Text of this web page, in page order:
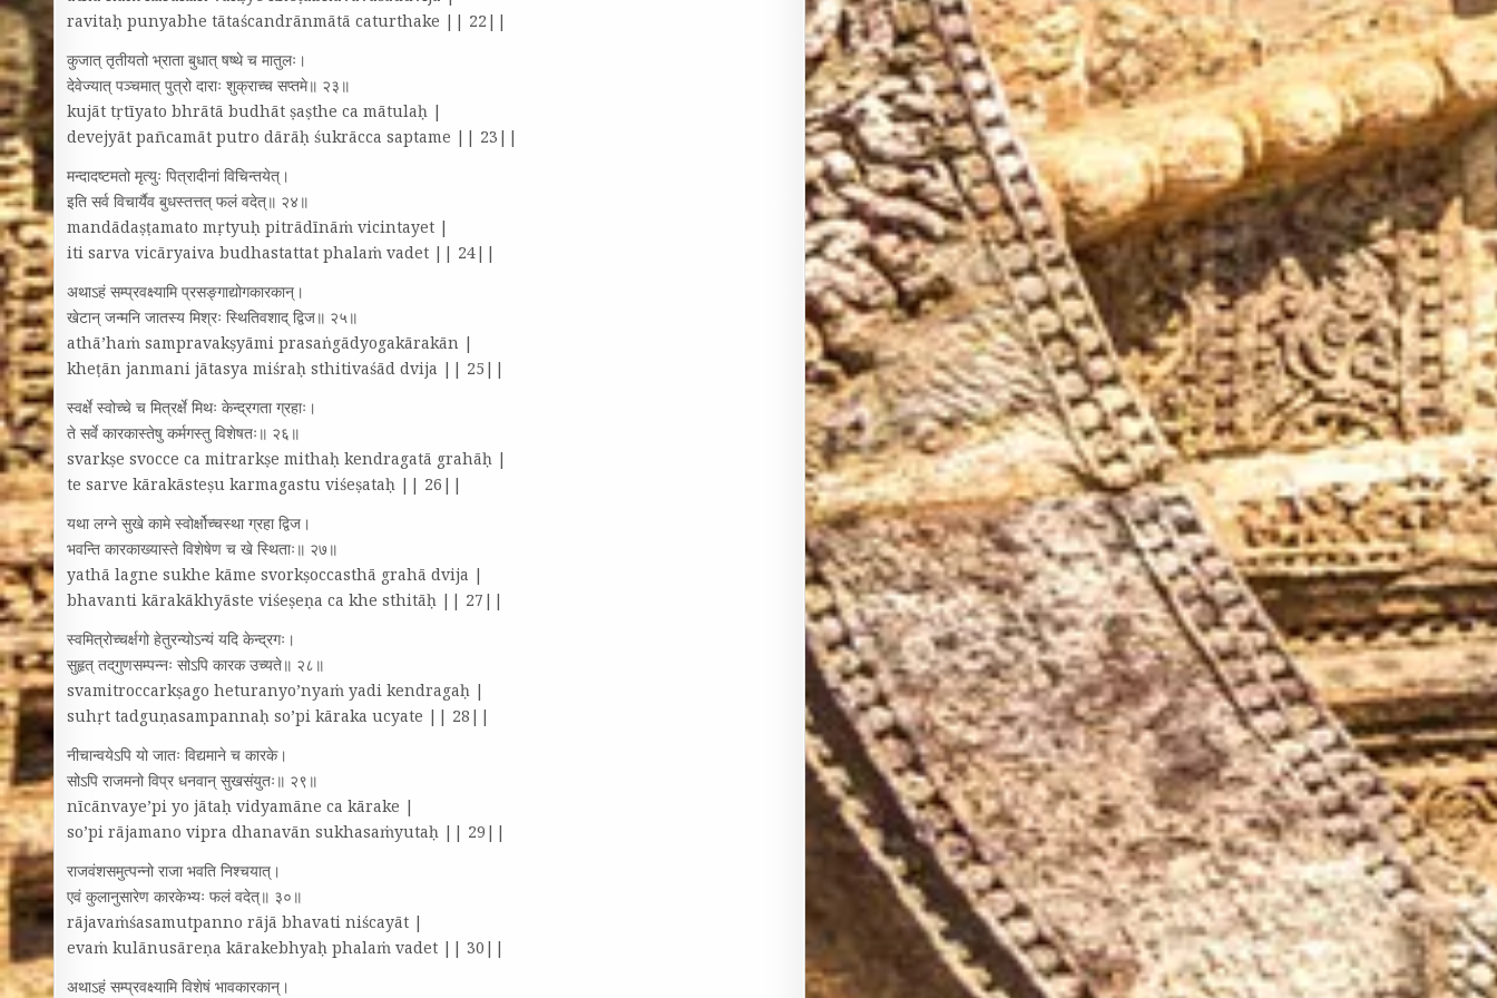
ravitaḥ punyabhe tātaścandrānmātā caturthake || 22||
कुजात्‌ तृतीयतो भ्राता बुधात्‌ षष्थे च मातुलः।
देवेज्यात्‌ पञ्चमात्‌ पुत्रो दाराः शुक्राच्च सप्तमे॥ २३॥
kujāt tṛtīyato bhrātā budhāt ṣaṣthe ca mātulaḥ |
devejyāt pañcamāt putro dārāḥ śukrācca saptame || 23||
मन्दादष्टमतो मृत्युः पित्रादीनां विचिन्तयेत्‌।
इति सर्व विचार्यैव बुधस्तत्तत्‌ फलं वदेत्‌॥ २४॥
mandādaṣṭamato mṛtyuḥ pitrādīnāṁ vicintayet |
iti sarva vicāryaiva budhastattat phalaṁ vadet || 24||
अथाऽहं सम्प्रवक्ष्यामि प्रसङ्गाद्योगकारकान्‌।
खेटान्‌ जन्मनि जातस्य मिश्रः स्थितिवशाद्‌ द्विज॥ २५॥
athā’haṁ sampravakṣyāmi prasaṅgādyogakārakān |
kheṭān janmani jātasya miśraḥ sthitivaśād dvija || 25||
स्वर्क्षे स्वोच्चे च मित्रर्क्षे मिथः केन्द्रगता ग्रहाः।
ते सर्वे कारकास्तेषु कर्मगस्तु विशेषतः॥ २६॥
svarkṣe svocce ca mitrarkṣe mithaḥ kendragatā grahāḥ |
te sarve kārakāsteṣu karmagastu viśeṣataḥ || 26||
यथा लग्ने सुखे कामे स्वोर्क्षोच्चस्था ग्रहा द्विज।
भवन्ति कारकाख्यास्ते विशेषेण च खे स्थिताः॥ २७॥
yathā lagne sukhe kāme svorkṣoccasthā grahā dvija |
bhavanti kārakākhyāste viśeṣeṇa ca khe sthitāḥ || 27||
स्वमित्रोच्चर्क्षगो हेतुरन्योऽन्यं यदि केन्द्रगः।
सुहृत्‌ तद्‌गुणसम्पन्नः सोऽपि कारक उच्यते॥ २८॥
svamitroccarkṣago heturanyo’nyaṁ yadi kendragaḥ |
suhṛt tadguṇasampannaḥ so’pi kāraka ucyate || 28||
नीचान्वयेऽपि यो जातः विद्यमाने च कारके।
सोऽपि राजमनो विप्र धनवान्‌ सुखसंयुतः॥ २९॥
nīcānvaye’pi yo jātaḥ vidyamāne ca kārake |
so’pi rājamano vipra dhanavān sukhasaṁyutaḥ || 29||
राजवंशसमुत्पन्नो राजा भवति निश्चयात्‌।
एवं कुलानुसारेण कारकेभ्यः फलं वदेत्‌॥ ३०॥
rājavaṁśasamutpanno rājā bhavati niścayāt |
evaṁ kulānusāreṇa kārakebhyaḥ phalaṁ vadet || 30||
अथाऽहं सम्प्रवक्ष्यामि विशेषं भावकारकान्‌।